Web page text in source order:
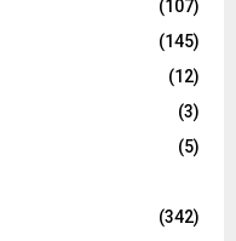
(107)
(145)
(12)
(3)
(5)
(342)